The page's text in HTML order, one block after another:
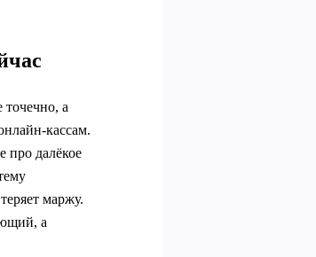
точечно, а
про далёкое
маржу.
а